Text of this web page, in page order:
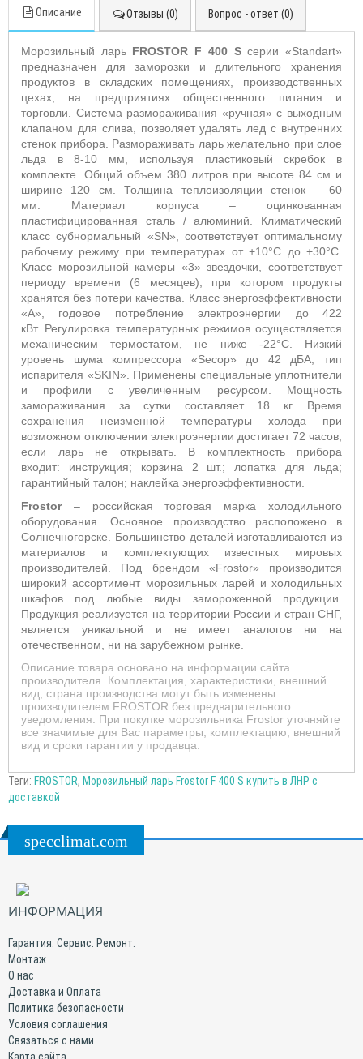
Описание Отзывы (0) Вопрос - ответ (0)
Морозильный ларь FROSTOR F 400 Sсерии «Standart»
предназначен для заморозки и длительного хранения
продуктов в складских помещениях, производственных
цехах, на предприятиях общественного питания и
торговли.
Система размораживания «ручная» с выходным
клапаном для слива, позволяет удалять лед с внутренних
стенок прибора. Размораживать ларь желательно при слое
льда в 8-10 мм, используя пластиковый скребок в
комплекте. Общий объем 380 литров при высоте 84 см и
ширине 120 см. Толщина теплоизоляции стенок – 60
мм. Материал корпуса – оцинкованная
пластифицированная сталь / алюминий. Климатический
класс субнормальный «SN», соответствует оптимальному
рабочему режиму при температурах от +10°С до +30°С.
Класс морозильной камеры «3» звездочки, соответствует
периоду времени (6 месяцев), при котором продукты
хранятся без потери качества. Класс энергоэффективности
«А», годовое потребление электроэнергии до 422
кВт. Регулировка температурных режимов осуществляется
механическим термостатом, не ниже -22°С. Низкий
уровень шума компрессора «Secop» до 42 дБА, тип
испарителя «SKIN». Применены специальные уплотнители
и профили с увеличенным ресурсом. Мощность
замораживания за сутки составляет 18 кг. Время
сохранения неизменной температуры холода при
возможном отключении электроэнергии достигает 72 часов,
если ларь не открывать. В комплектность прибора
входит: инструкция; корзина 2 шт.; лопатка для льда;
гарантийный талон; наклейка энергоэффективности.
Frostor– российская торговая марка холодильного
оборудования. Основное производство расположено в
Солнечногорске. Большинство деталей изготавливаются из
материалов и комплектующих известных мировых
производителей. Под брендом «Frostor» производится
широкий ассортимент морозильных ларей и холодильных
шкафов под любые виды замороженной продукции.
Продукция реализуется на территории России и стран СНГ,
является уникальной и не имеет аналогов ни на
отечественном, ни на зарубежном рынке.
Описание товара основано на информации сайта
производителя. Комплектация, характеристики, внешний
вид, страна производства могут быть изменены
производителем FROSTOR без предварительного
уведомления. При покупке морозильника Frostor уточняйте
все значимые для Вас параметры, комплектацию, внешний
вид и сроки гарантии у продавца.
Теги: FROSTOR, Морозильный ларь Frostor F 400 S купить в ЛНР с
доставкой
specclimat.com
ИНФОРМАЦИЯ
Гарантия. Сервис. Ремонт.
Монтаж
О нас
Доставка и Оплата
Политика безопасности
Условия соглашения
Связаться с нами